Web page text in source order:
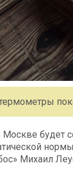
Москве будет
Михаил